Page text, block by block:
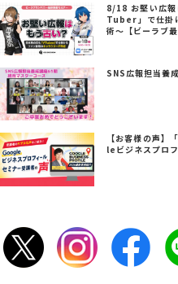
8/18 お堅い広
Tuber」で仕掛
術～【ビーラブ
SNS広報担当養
【お客様の声】
leビジネスプロ